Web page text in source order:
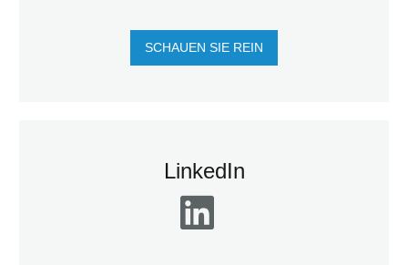
SCHAUEN SIE REIN
LinkedIn